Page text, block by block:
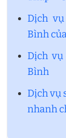
Dịch
Bình
Dịch
Bình
Dịch vụ
nhanh